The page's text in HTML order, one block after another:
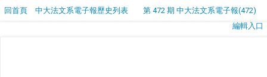
回首頁 中大法文系電子報歷史列表
第 472 期 中大法文系電子報(472)
編輯入口